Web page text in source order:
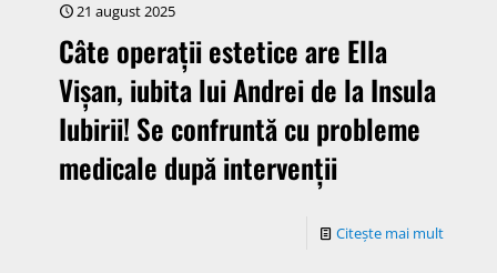
21 august 2025
Câte operații estetice are Ella
Vișan, iubita lui Andrei de la Insula
Iubirii! Se confruntă cu probleme
medicale după intervenții
Citește mai mult